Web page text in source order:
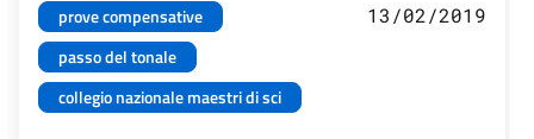
prove compensative
passo del tonale
collegio nazionale maestri di sci
13/02/2019